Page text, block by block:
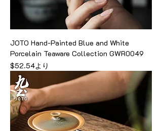
JOTO Hand-Painted Blue and White
Porcelain Teaware Collection GWR0049
$52.54より
セール価格